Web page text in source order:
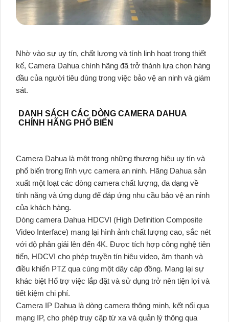
Nhờ vào sự uy tín, chất lượng và tính linh hoạt trong thiết
kế, Camera Dahua chính hãng đã trở thành lựa chọn hàng
đầu của người tiêu dùng trong việc bảo vệ an ninh và giám
sát.
DANH SÁCH CÁC DÒNG CAMERA DAHUA
CHÍNH HÃNG PHỔ BIẾN
Camera Dahua là một trong những thương hiệu uy tín và
phổ biến trong lĩnh vực camera an ninh. Hãng Dahua sản
xuất một loạt các dòng camera chất lượng, đa dạng về
tính năng và ứng dụng để đáp ứng nhu cầu bảo vệ an ninh
của khách hàng.
Dòng camera Dahua HDCVI (High Definition Composite
Video Interface) mang lại hình ảnh chất lượng cao, sắc nét
với độ phân giải lên đến 4K. Được tích hợp công nghệ tiên
tiến, HDCVI cho phép truyền tín hiệu video, âm thanh và
điều khiển PTZ qua cùng một dây cáp đồng. Mang lại sự
khác biệt Hổ trợ việc lắp đặt và sử dụng trở nên tiện lợi và
tiết kiệm chi phí.
Camera IP Dahua là dòng camera thông minh, kết nối qua
mạng IP, cho phép truy cập từ xa và quản lý thông qua